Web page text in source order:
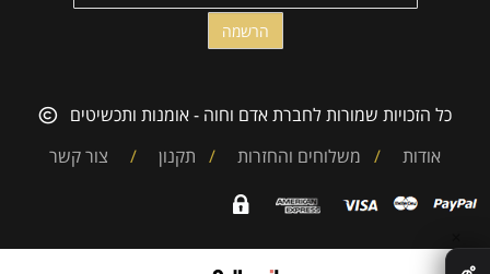
כל הזכויות שמורות לחברת אדם וחוה - אומנות ותכשיטים
אודות
/ משלוחים והחזרות / תקנון / צור קשר